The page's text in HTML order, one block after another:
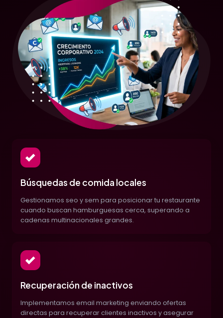
Búsquedas de comida locales
Gestionamos seo y sem para posicionar tu restaurante
cuando buscan hamburguesas cerca, superando a
cadenas multinacionales grandes.
Recuperación de inactivos
Implementamos email marketing enviando ofertas
directas para recuperar clientes inactivos y asegurar